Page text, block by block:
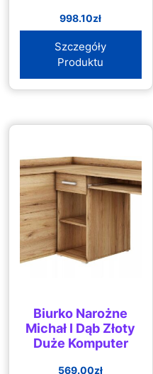
998.10zł
Szczegóły
Produktu
Biurko Narożne
Michał I Dąb Złoty
Duże Komputer
569.00zł